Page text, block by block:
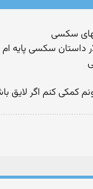
داستان سکسی
کمکی کنم اگر لایق